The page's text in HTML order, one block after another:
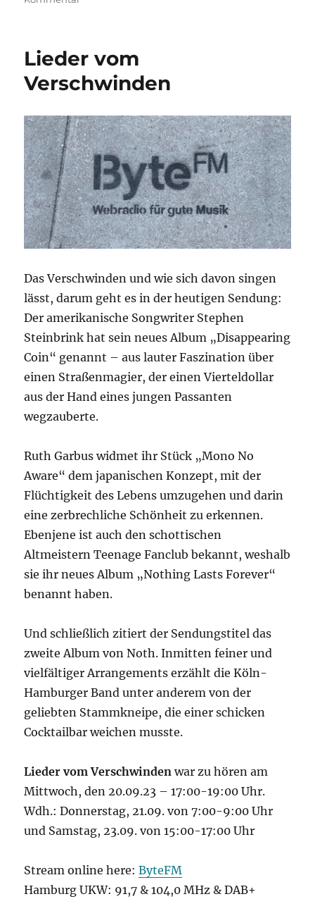
Lieder vom
Verschwinden
Das Verschwinden und wie sich davon singen
lässt, darum geht es in der heutigen Sendung:
Der amerikanische Songwriter Stephen
Steinbrink hat sein neues Album „Disappearing
Coin“ genannt – aus lauter Faszination über
einen Straßenmagier, der einen Vierteldollar
aus der Hand eines jungen Passanten
wegzauberte.
Ruth Garbus widmet ihr Stück „Mono No
Aware“ dem japanischen Konzept, mit der
Flüchtigkeit des Lebens umzugehen und darin
eine zerbrechliche Schönheit zu erkennen.
Ebenjene ist auch den schottischen
Altmeistern Teenage Fanclub bekannt, weshalb
sie ihr neues Album „Nothing Lasts Forever“
benannt haben.
Und schließlich zitiert der Sendungstitel das
zweite Album von Noth. Inmitten feiner und
vielfältiger Arrangements erzählt die Köln-
Hamburger Band unter anderem von der
geliebten Stammkneipe, die einer schicken
Cocktailbar weichen musste.
Lieder vom Verschwindenwar zu hören am
Mittwoch, den 20.09.23 – 17:00-19:00 Uhr.
Wdh.: Donnerstag, 21.09. von 7:00-9:00 Uhr
und Samstag, 23.09. von 15:00-17:00 Uhr
Stream online here:ByteFM
Hamburg UKW: 91,7 & 104,0 MHz & DAB+